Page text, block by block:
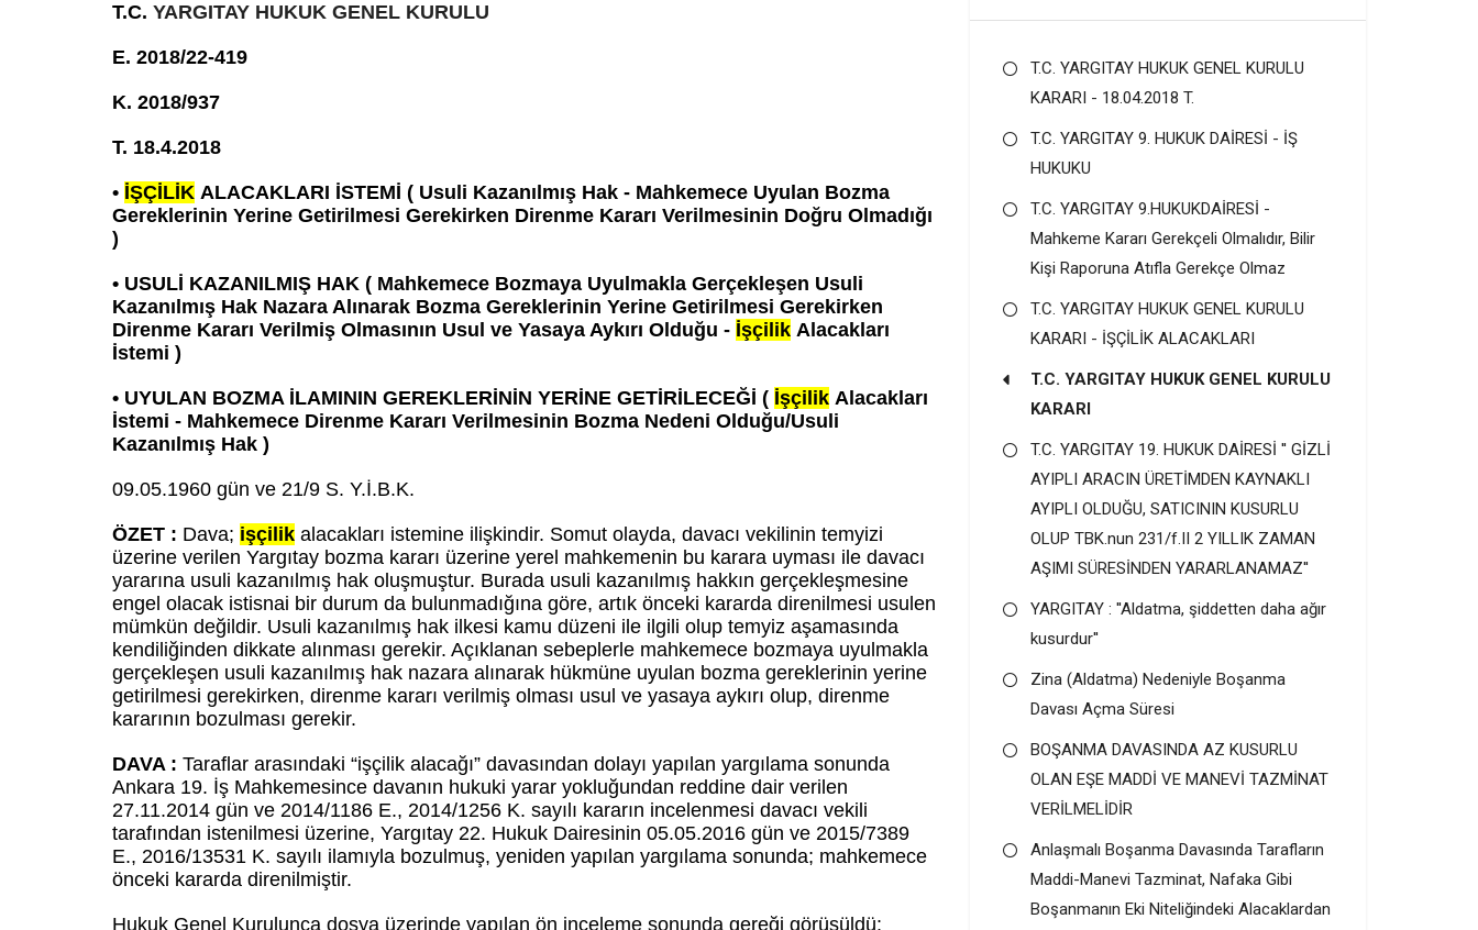
T.C. YARGITAY HUKUK GENEL KURULU
E. 2018/22-419
K. 2018/937
T. 18.4.2018
• İŞÇİLİK ALACAKLARI İSTEMİ ( Usuli Kazanılmış Hak - Mahkemece Uyulan Bozma
Gereklerinin Yerine Getirilmesi Gerekirken Direnme Kararı Verilmesinin Doğru Olmadığı
)
• USULİ KAZANILMIŞ HAK ( Mahkemece Bozmaya Uyulmakla Gerçekleşen Usuli
Kazanılmış Hak Nazara Alınarak Bozma Gereklerinin Yerine Getirilmesi Gerekirken
Direnme Kararı Verilmiş Olmasının Usul ve Yasaya Aykırı Olduğu - İşçilik Alacakları
İstemi )
• UYULAN BOZMA İLAMININ GEREKLERİNİN YERİNE GETİRİLECEĞİ ( İşçilik Alacakları
İstemi - Mahkemece Direnme Kararı Verilmesinin Bozma Nedeni Olduğu/Usuli
Kazanılmış Hak )
09.05.1960 gün ve 21/9 S. Y.İ.B.K.
ÖZET : Dava; işçilik alacakları istemine ilişkindir. Somut olayda, davacı vekilinin temyizi
üzerine verilen Yargıtay bozma kararı üzerine yerel mahkemenin bu karara uyması ile davacı
yararına usuli kazanılmış hak oluşmuştur. Burada usuli kazanılmış hakkın gerçekleşmesine
engel olacak istisnai bir durum da bulunmadığına göre, artık önceki kararda direnilmesi usulen
mümkün değildir. Usuli kazanılmış hak ilkesi kamu düzeni ile ilgili olup temyiz aşamasında
kendiliğinden dikkate alınması gerekir. Açıklanan sebeplerle mahkemece bozmaya uyulmakla
gerçekleşen usuli kazanılmış hak nazara alınarak hükmüne uyulan bozma gereklerinin yerine
getirilmesi gerekirken, direnme kararı verilmiş olması usul ve yasaya aykırı olup, direnme
kararının bozulması gerekir.
DAVA : Taraflar arasındaki “işçilik alacağı” davasından dolayı yapılan yargılama sonunda
Ankara 19. İş Mahkemesince davanın hukuki yarar yokluğundan reddine dair verilen
27.11.2014 gün ve 2014/1186 E., 2014/1256 K. sayılı kararın incelenmesi davacı vekili
tarafından istenilmesi üzerine, Yargıtay 22. Hukuk Dairesinin 05.05.2016 gün ve 2015/7389
E., 2016/13531 K. sayılı ilamıyla bozulmuş, yeniden yapılan yargılama sonunda; mahkemece
önceki kararda direnilmiştir.
Hukuk Genel Kurulunca dosya üzerinde yapılan ön inceleme sonunda gereği görüşüldü:
T.C. YARGITAY HUKUK GENEL KURULU
KARARI - 18.04.2018 T.
T.C. YARGITAY 9. HUKUK DAİRESİ - İŞ
HUKUKU
T.C. YARGITAY 9.HUKUKDAİRESİ -
Mahkeme Kararı Gerekçeli Olmalıdır, Bilir
Kişi Raporuna Atıfla Gerekçe Olmaz
T.C. YARGITAY HUKUK GENEL KURULU
KARARI - İŞÇİLİK ALACAKLARI
T.C. YARGITAY HUKUK GENEL KURULU
KARARI
T.C. YARGITAY 19. HUKUK DAİRESİ '' GİZLİ
AYIPLI ARACIN ÜRETİMDEN KAYNAKLI
AYIPLI OLDUĞU, SATICININ KUSURLU
OLUP TBK.nun 231/f.II 2 YILLIK ZAMAN
AŞIMI SÜRESİNDEN YARARLANAMAZ''
YARGITAY : ''Aldatma, şiddetten daha ağır
kusurdur''
Zina (Aldatma) Nedeniyle Boşanma
Davası Açma Süresi
BOŞANMA DAVASINDA AZ KUSURLU
OLAN EŞE MADDİ VE MANEVİ TAZMİNAT
VERİLMELİDİR
Anlaşmalı Boşanma Davasında Tarafların
Maddi-Manevi Tazminat, Nafaka Gibi
Boşanmanın Eki Niteliğindeki Alacaklardan